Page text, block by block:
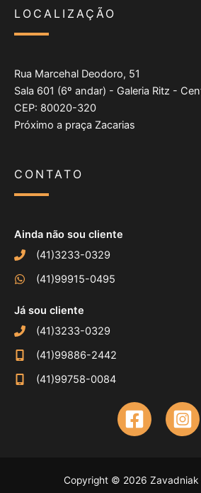
LOCALIZAÇÃO
Rua Marcehal Deodoro, 51
Sala 601 (6º andar) - Galeria Ritz -
CEP: 80020-320
Próximo a praça Zacarias
CONTATO
Ainda não sou cliente
(41)3233-0329
(41)99915-0495
Já sou cliente
(41)3233-0329
(41)99886-2442
(41)99758-0084
Copyright © 2026 Zavadniak